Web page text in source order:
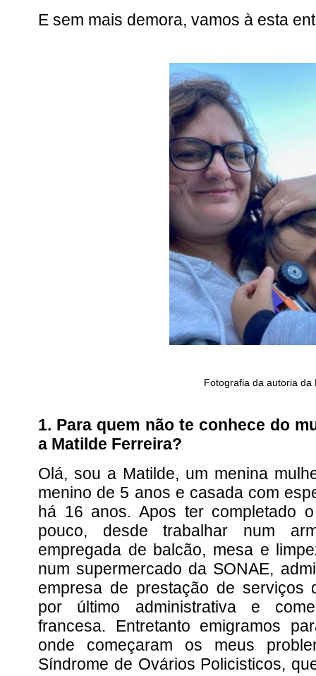
E sem mais demora, vamos à esta
Fotografia da autoria da
1. Para quem não te conhece do
a Matilde Ferreira?
Olá, sou a Matilde, um menina
menino de 5 anos e casada com
há 16 anos. Apos ter completado
pouco, desde trabalhar num
empregada de balcão, mesa e
num supermercado da SONAE,
empresa de prestação de serviços
por último administrativa e
francesa. Entretanto emigramos
onde começaram os meus
Síndrome de Ovários Policisticos,